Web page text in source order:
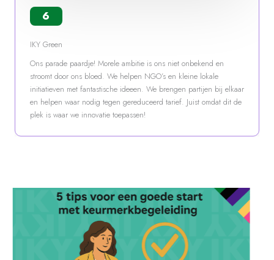
6
IKY Green
Ons parade paardje! Morele ambitie is ons niet onbekend en
stroomt door ons bloed. We helpen NGO’s en kleine lokale
initiatieven met fantastische ideeen. We brengen partijen bij elkaar
en helpen waar nodig tegen gereduceerd tarief. Juist omdat dit de
plek is waar we innovatie toepassen!